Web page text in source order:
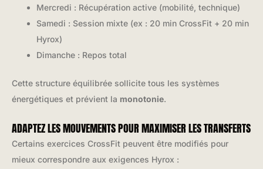
Mercredi : Récupération active (mobilité, technique)
Samedi : Session mixte (ex : 20 min CrossFit + 20 min
Hyrox)
Dimanche : Repos total
Cette structure équilibrée sollicite tous les systèmes
énergétiques et prévient la monotonie.
ADAPTEZ LES MOUVEMENTS POUR MAXIMISER LES TRANSFERTS
Certains exercices CrossFit peuvent être modifiés pour
mieux correspondre aux exigences Hyrox :